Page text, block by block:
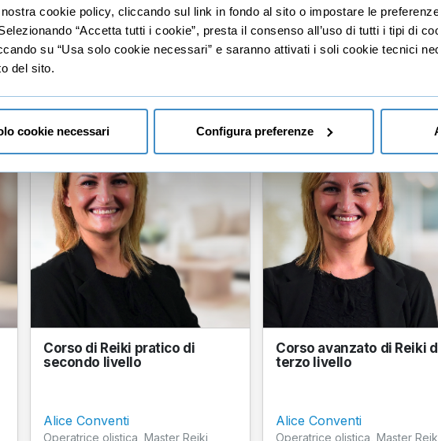
cookie policy, cliccando sul link in fondo al sito o impostare le
“Accetta tutti i cookie”, presta il consenso all’uso di tutti i tipi di
su “Usa solo cookie necessari” e saranno attivati i soli cookie tecnici
del sito.
cookie necessari Configura preferenze
Corso di Reiki pratico di
secondo livello
Alice Conventi
Operatrice olistica, Master Reiki
Corso avanzato di Reiki
terzo livello
Alice Conventi
Operatrice olistica, Master